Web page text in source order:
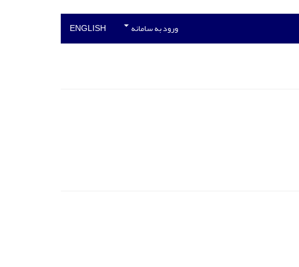
ورود به سامانه ENGLISH